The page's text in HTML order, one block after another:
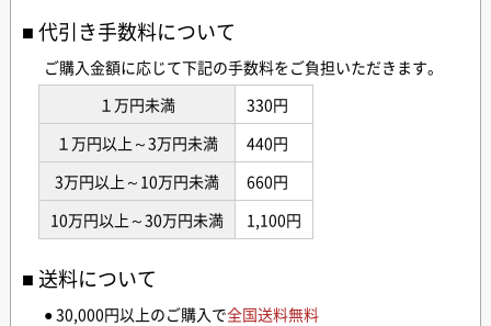
代引き手数料について
ご購入金額に応じて下記の手数料をご負担いただきます。
１万円未満
330円
１万円以上～3万円未満
440円
3万円以上～10万円未満
660円
10万円以上～30万円未満
1,100円
送料について
● 30,000円以上のご購入で全国送料無料